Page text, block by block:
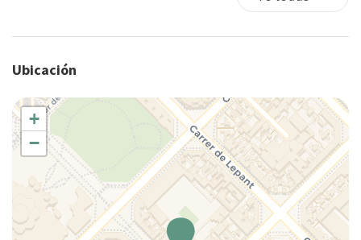
Comedor
Comedor privado
Copas
Cubiertos
Cuna
Cunas
Detector de humo
Ubicación
+
−